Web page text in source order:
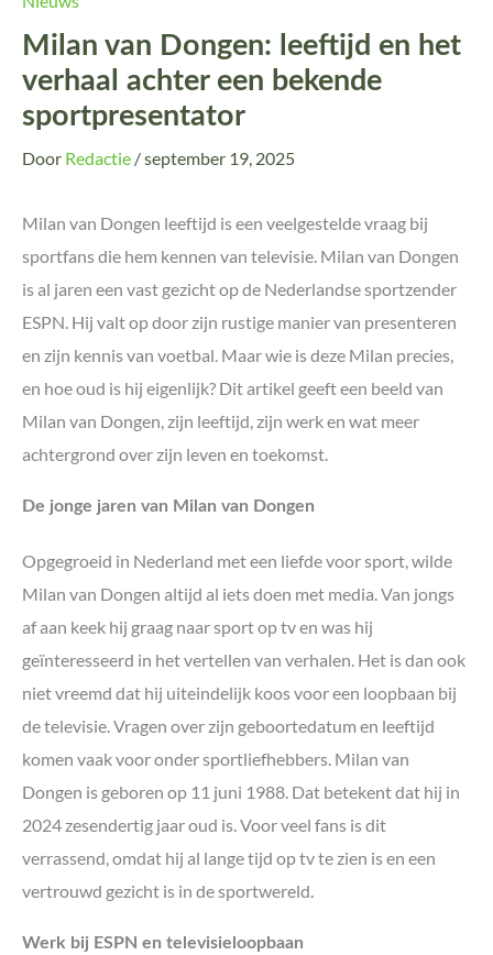
Milan van Dongen: leeftijd en het
verhaal achter een bekende
sportpresentator
Door Redactie /september 19, 2025
Milan van Dongen leeftijd is een veelgestelde vraag bij
sportfans die hem kennen van televisie. Milan van Dongen
is al jaren een vast gezicht op de Nederlandse sportzender
ESPN. Hij valt op door zijn rustige manier van presenteren
en zijn kennis van voetbal. Maar wie is deze Milan precies,
en hoe oud is hij eigenlijk? Dit artikel geeft een beeld van
Milan van Dongen, zijn leeftijd, zijn werk en wat meer
achtergrond over zijn leven en toekomst.
De jonge jaren van Milan van Dongen
Opgegroeid in Nederland met een liefde voor sport, wilde
Milan van Dongen altijd al iets doen met media. Van jongs
af aan keek hij graag naar sport op tv en was hij
geïnteresseerd in het vertellen van verhalen. Het is dan ook
niet vreemd dat hij uiteindelijk koos voor een loopbaan bij
de televisie. Vragen over zijn geboortedatum en leeftijd
komen vaak voor onder sportliefhebbers. Milan van
Dongen is geboren op 11 juni 1988. Dat betekent dat hij in
2024 zesendertig jaar oud is. Voor veel fans is dit
verrassend, omdat hij al lange tijd op tv te zien is en een
vertrouwd gezicht is in de sportwereld.
Werk bij ESPN en televisieloopbaan